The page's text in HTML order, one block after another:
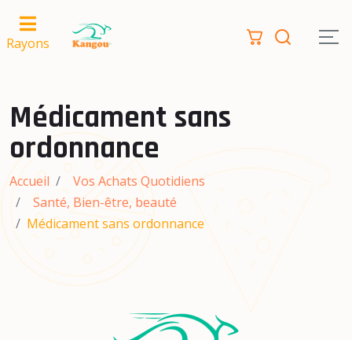
Rayons
Médicament sans
ordonnance
Accueil
Vos Achats Quotidiens
Santé, Bien-être, beauté
Médicament sans ordonnance